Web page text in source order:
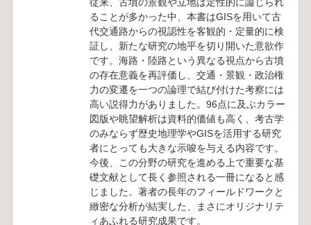
従来、古墳の景観や立地は定性的に論じられ
ることが多かった中、本書はGISを用いて古
代交通路からの視認性を客観的・定量的に検
証し、新たな研究の地平を切り開いた意欲作
です。海路・陸路という異なる視点から古墳
の存在意義を再評価し、交通・景観・政治権
力の変遷を一つの論理で結び付けた考察には
高い説得力がありました。96点に及ぶカラー
図版や眺望解析は資料的価値も高く、考古学
のみならず歴史地理学やGISを活用する研究
者にとっても大きな示唆を与える内容です。
今後、この分野の研究を進める上で重要な基
礎文献として長く参照される一冊になると感
じました。著者の長年のフィールドワークと
緻密な分析が結実した、まさにオリジナリテ
ィあふれる研究成果です。